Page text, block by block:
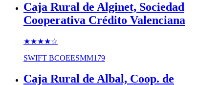
Caja Rural de Alginet, Sociedad
Cooperativa Crédito Valenciana
★★★★☆
SWIFT BCOEESMM179
Caja Rural de Albal, Coop. de